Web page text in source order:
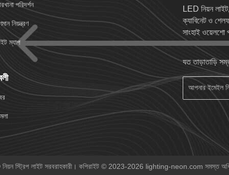
পরিদর্শন
নিয়ন্ত্রণ
ম্যাপ
LED নিয়ন
ক্যাবিনেট ও
সাংহাই ওয়েলশো
যত তাড়াতাড়ি
নিয়ন স্ট্রিপ লাইট সরবরাহকারী। কপিরাইট © 2023-2026 lighting-neon.com সমস্ত